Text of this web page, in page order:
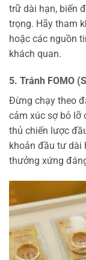
trữ dài hạn, biến
trọng. Hãy tham
hoặc các nguồn
khách quan.
5. Tránh FOMO
Đừng chạy theo
cảm xúc sợ bỏ lỡ
thủ chiến lược
khoản đầu tư dài
thưởng xứng